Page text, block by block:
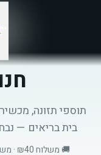
תוספי תזונה,
בית בריאים —